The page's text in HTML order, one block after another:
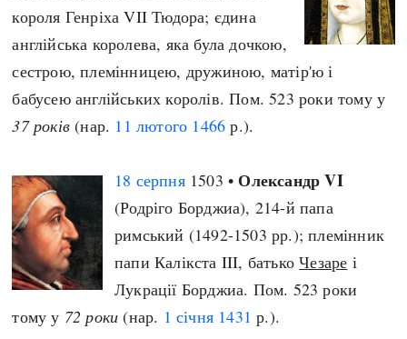
короля Генріха VII Тюдора; єдина
англійська королева, яка була дочкою,
сестрою, племінницею, дружиною, матір'ю і
бабусею англійських королів. Пом. 523 роки тому у
37 років (нар. 11 лютого 1466 р.).
18 серпня1503 • Олександр VI
(Родріго Борджиа), 214-й папа
римський (1492-1503 рр.); племінник
папи Калікста III, батькоЧезаре і
Лукрації Борджиа. Пом. 523 роки
тому у 72 роки (нар. 1 січня 1431 р.).